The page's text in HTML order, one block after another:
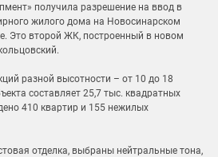
получила разрешение на ввод в
жилого дома на Новосинарском
Это второй ЖК, построенный в новом
разной высотности – от 10 до 18
составляет 25,7 тыс. квадратных
410 квартир и 155 нежилых
отделка, выбраны нейтральные тона,